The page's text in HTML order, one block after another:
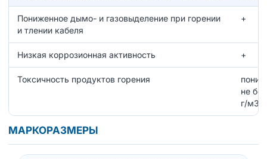
Пониженное дымо- и газовыделение при горении
и тлении кабеля
+
Низкая коррозионная активность +
Токсичность продуктов горения
не
г/м3
МАРКОРАЗМЕРЫ